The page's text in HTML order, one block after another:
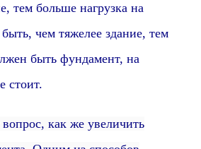
тем больше нагрузка на
чем тяжелее здание, тем
быть фундамент, на
стоит.
как же увеличить